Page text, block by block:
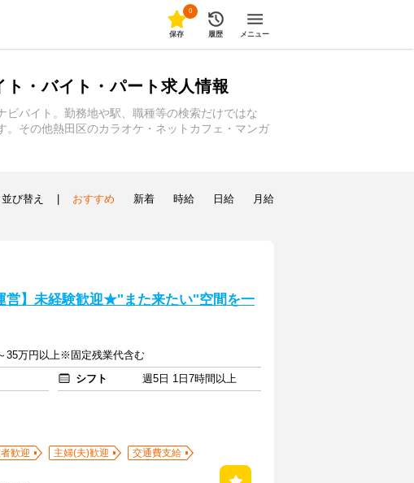
0
保存 履歴 メニュー
・バイト・パート求人情報
バイト。勤務地や駅、職種等の検索だけではな
その他熱田区のカラオケ・ネットカフェ・マンガ
並び替え おすすめ 新着 時給 日給 月給
営】未経験歓迎★"また来たい"空間を一
35万円以上※固定残業代含む
シフト
週5日 1日7時間以上
歓迎 主婦(夫)歓迎
交通費支給